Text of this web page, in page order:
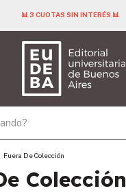
📊 3 CUOTAS SIN INTERÉS 📊
Fuera De Colección
Colección